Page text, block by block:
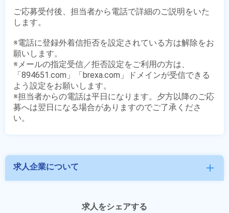
ご応募受付後、担当者から電話で詳細のご説明をいた
します。
※電話に登録外着信拒否を設定されている方は解除をお
願いします。
※メールの指定受信／拒否設定をご利用の方は、
「894651.com」「brexa.com」ドメインが受信できる
よう設定をお願いします。
※担当者からの電話は平日になります。夕方以降のご応
募へは翌日になる場合がありますのでご了承くださ
求人企業について add
求人をシェアする